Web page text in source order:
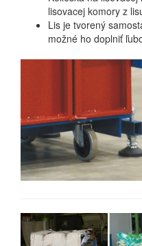
lisovacej komory z
Lis je tvorený
možné ho doplniť